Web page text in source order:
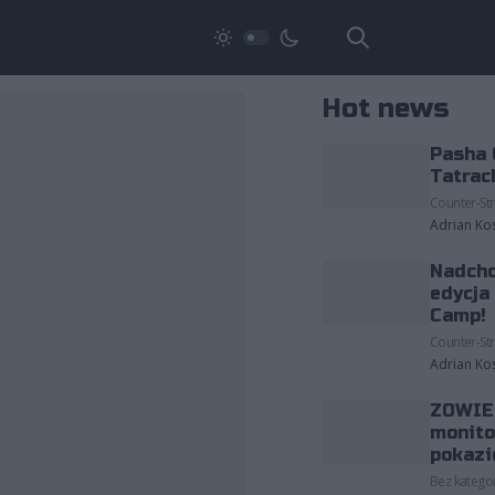
Hot news
Pasha
Counter-
Adrian
edycja
Camp!
Counter-
Adrian
Bez